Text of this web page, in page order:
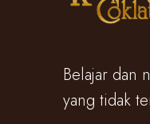
Belajar dan
yang tidak